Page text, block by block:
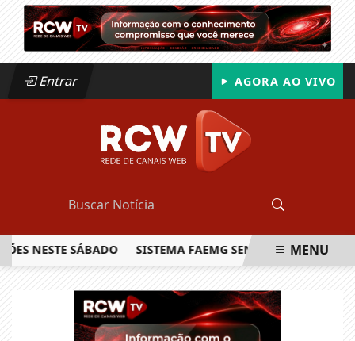
Entrar AGORA AO VIVO
SÁBADO SISTEMA FAEMG SENAR LANÇA OMENU